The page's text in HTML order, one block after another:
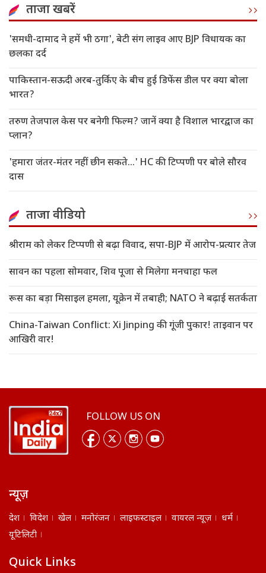
ताजा खबरें
'समधी-दामाद ने हमें भी ठगा', बेटी संग लाइव आए BJP विधायक का
छलका दर्द
पाकिस्तान-सऊदी अरब-तुर्किए के बीच हुई डिफेंस डील पर क्या बोला
भारत?
तरुण तेजपाल केस पर बनेगी फिल्म? जानें क्या है विशाल भारद्वाज का
प्लान?
'हमारा जंतर-मंतर नहीं छीन सकते...' HC की टिप्पणी पर बोले सौरव
दास
ताजा वीडियो
श्रीराम को लेकर टिप्पणी से बढ़ा विवाद, सपा-BJP में आरोप-प्रत्यार तेज
सावन का पहला सोमवार, शिव पूजा से मिलेगा मनचाहा फल
रूस का बड़ा मिसाइल हमला, यूक्रेन में तबाही; NATO ने बढ़ाई सतर्कता
China-Taiwan Conflict: Xi Jinping की गूंजी पुकार! ताइवान पर
आखिरी वार!
FOLLOW US ON
न्यूज़
देश विदेश खेल मनोरंजन लाइफस्टाइल वायरल न्यूज़
धर्म
यूटिलिटी
Quick Links